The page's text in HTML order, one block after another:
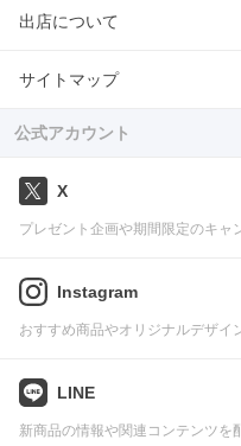
出店について
サイトマップ
公式アカウント
X
プレゼント企画や期間限定のキャ
Instagram
おすすめ商品やオリジナルデザイ
LINE
新商品の情報や関連コンテンツを